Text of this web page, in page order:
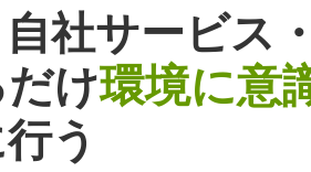
自社サービス
だけ環境に意
う